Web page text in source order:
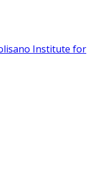
Institute for